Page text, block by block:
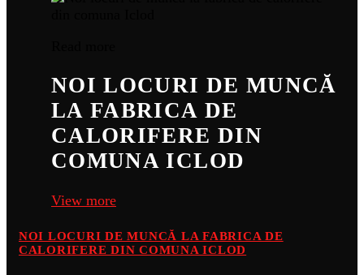
NOI LOCURI DE MUNCĂ
LA FABRICA DE
CALORIFERE DIN
COMUNA ICLOD
View more
NOI LOCURI DE MUNCĂ LA FABRICA DE
CALORIFERE DIN COMUNA ICLOD